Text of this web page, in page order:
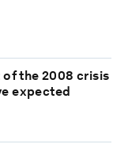
of the 2008 crisis
expected